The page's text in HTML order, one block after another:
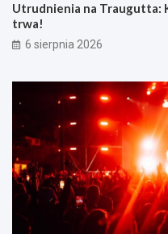
Utrudnienia na Traugutta:
trwa!
6 sierpnia 2026